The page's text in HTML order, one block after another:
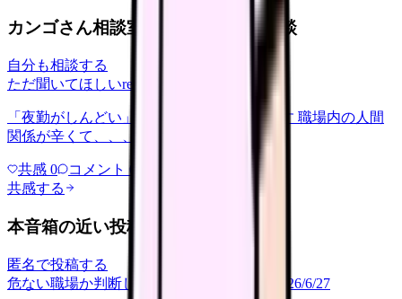
カンゴさん相談室から共有された相談
自分も相談する
ただ聞いてほしいrelationships
「夜勤がしんどい」について相談したいです 職場内の人間
関係が辛くて、、、
共感 0 コメント 0
共感する
本音箱の近い投稿
匿名で投稿する
危ない職場か判断してほしい
2026/6/27